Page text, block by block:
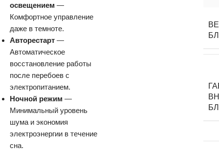
освещением —
Комфортное управление
даже в темноте.
Авторестарт —
Автоматическое
восстановление работы
после перебоев с
электропитанием.
Ночной режим —
Минимальный уровень
шума и экономия
электроэнергии в течение
сна.